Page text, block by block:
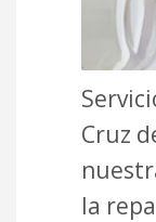
Cruz
la